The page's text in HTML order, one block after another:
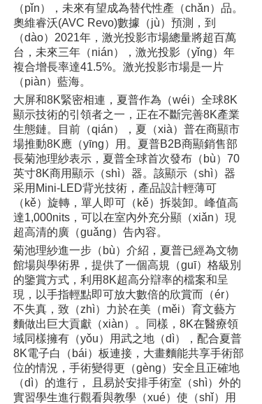
（pǐn），未來有望成為替代性產（chǎn）品。
奧維睿沃(AVC Revo)數據（jù）預測，到
（dào）2021年，激光投影市場總量將超百萬
台，未來三年（nián），激光投影（yǐng）年
複合增長率達41.5%。激光投影市場是一片
（piàn）藍海。
大屏和8K緊密相連，夏普作為（wéi）全球8K
顯示技術的引領者之一，正在不斷完善8K產業
生態鏈。目前（qián），夏（xià）普在商顯市
場推動8K應（yīng）用。夏普B2B商顯銷售部
長菊池理紗表示，夏普全球首次發布（bù）70
英寸8K商用顯示（shì）器。該顯示（shì）器
采用Mini-LED背光技術，產品設計輕薄可
（kě）旋轉，單人即可（kě）拆裝卸。峰值高
達1,000nits，可以在室內外充分顯（xiǎn）現
超高清的廣（guǎng）告內容。
菊池理紗進一步（bù）介紹，夏普已經為文物
館場與學術界，提供了一個高規（guī）格級別
的鑒賞方式，利用8K超高分辯率的檔案和呈
現，以手指輕點即可放大數倍的欣賞而（ér）
不失真，致（zhì）力於在美（měi）育文藝方
麵做出巨大貢獻（xiàn）。同樣，8K在醫療領
域同樣擁有（yǒu）用武之地（dì），配合夏普
8K電子白（bái）板連接，大畫麵能共享手術部
位的情況，手術變得更（gèng）安全且正確地
（dì）的進行， 且易於安排手術室（shì）外的
實習學生進行觀看與教學（xué）使（shǐ）用